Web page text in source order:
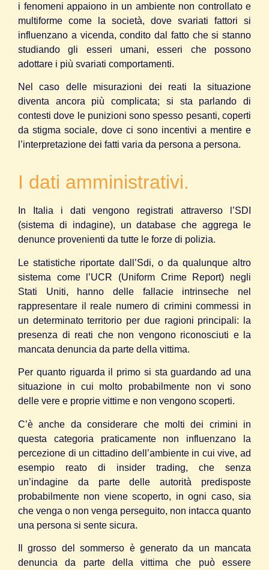
i fenomeni appaiono in un ambiente non controllato e
multiforme come la società, dove svariati fattori si
influenzano a vicenda, condito dal fatto che si stanno
studiando gli esseri umani, esseri che possono
adottare i più svariati comportamenti.
Nel caso delle misurazioni dei reati la situazione
diventa ancora più complicata; si sta parlando di
contesti dove le punizioni sono spesso pesanti, coperti
da stigma sociale, dove ci sono incentivi a mentire e
l’interpretazione dei fatti varia da persona a persona.
I dati amministrativi.
In Italia i dati vengono registrati attraverso l’SDI
(sistema di indagine), un database che aggrega le
denunce provenienti da tutte le forze di polizia.
Le statistiche riportate dall’Sdi, o da qualunque altro
sistema come l’UCR (Uniform Crime Report) negli
Stati Uniti, hanno delle fallacie intrinseche nel
rappresentare il reale numero di crimini commessi in
un determinato territorio per due ragioni principali: la
presenza di reati che non vengono riconosciuti e la
mancata denuncia da parte della vittima.
Per quanto riguarda il primo si sta guardando ad una
situazione in cui molto probabilmente non vi sono
delle vere e proprie vittime e non vengono scoperti.
C’è anche da considerare che molti dei crimini in
questa categoria praticamente non influenzano la
percezione di un cittadino dell’ambiente in cui vive, ad
esempio reato di insider trading, che senza
un’indagine da parte delle autorità predisposte
probabilmente non viene scoperto, in ogni caso, sia
che venga o non venga perseguito, non intacca quanto
una persona si sente sicura.
Il grosso del sommerso è generato da un mancata
denuncia da parte della vittima che può essere